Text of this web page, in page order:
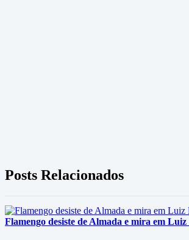
Posts Relacionados
Flamengo desiste de Almada e mira em